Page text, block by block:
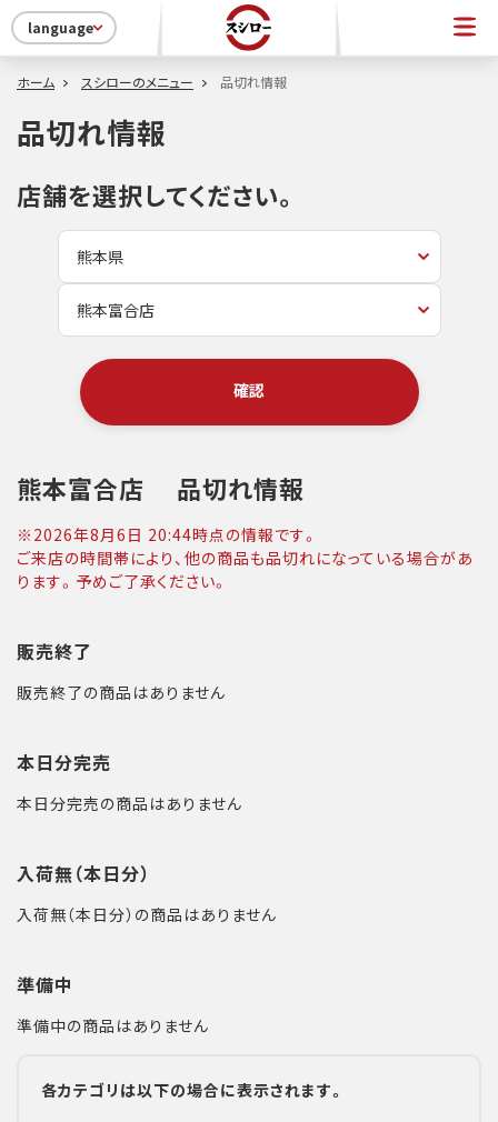
language
ホーム スシローのメニュー 品切れ情報
品切れ情報
店舗を選択してください。
確認
熊本富合店 品切れ情報
※ 2026年8月6日 20:44時点の情報です。
ご来店の時間帯により、他の商品も品切れになっている場合があ
ります。予めご了承ください。
販売終了
販売終了の商品はありません
本日分完売
本日分完売の商品はありません
入荷無（本日分）
入荷無（本日分）の商品はありません
準備中
準備中の商品はありません
各カテゴリは以下の場合に表示されます。